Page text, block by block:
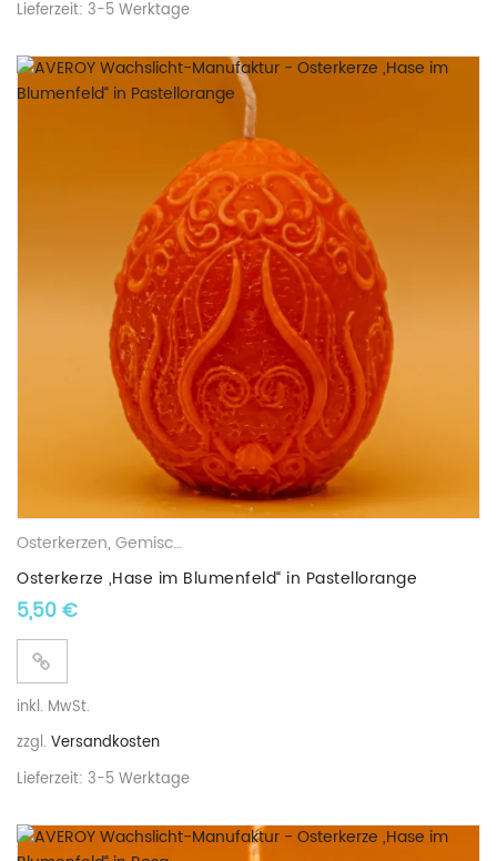
Lieferzeit: 3-5 Werktage
Osterkerzen, Gemischte Wachskerzen
Osterkerze „Hase im Blumenfeld“ in Pastellorange
5,50€
inkl. MwSt.
zzgl. Versandkosten
Lieferzeit: 3-5 Werktage